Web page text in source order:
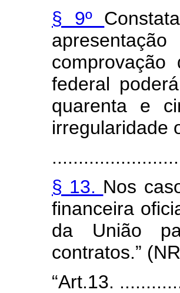
§ 9º
federal
quarenta e
irregularidade
§ 13. Nos
financeira
da União
contratos.”
“Art.13.